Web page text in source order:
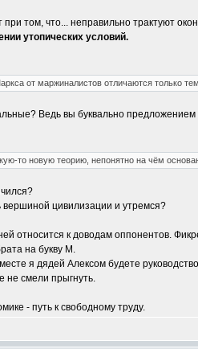
при том, что... неправильно трактуют
утопических условий.
от маржиналистов отличаются только
Ведь вы буквально
то новую теорию, непонятно на чём
вершиной цивилизации и утремся?
относится к доводам оппонентов.
на букву М.
я дядей Алексом будете
не смели прыгнуть.
- путь к свободному труду.